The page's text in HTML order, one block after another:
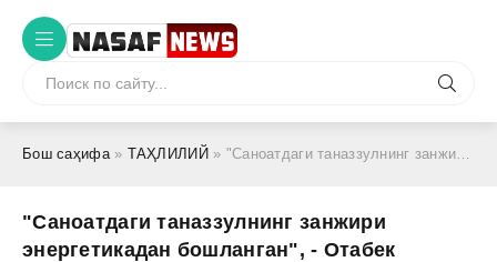
Бош саҳифа» ТАҲЛИЛИЙ » "Саноатдаги таназзулнинг занжири энергетикадан бошланган", - Отабек Бакиров
"Саноатдаги таназзулнинг занжири
энергетикадан бошланган", - Отабек